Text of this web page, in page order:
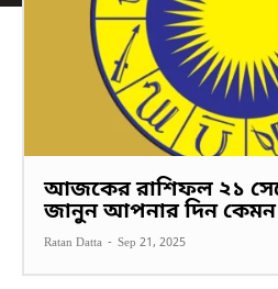
আজকের রাশিফল ২১
জানুন আপনার দিন কেমন
Ratan Datta - Sep 21, 2025